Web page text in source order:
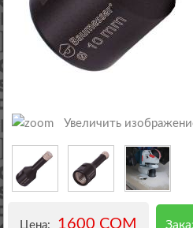
Увеличить
Цена: 1600 COM